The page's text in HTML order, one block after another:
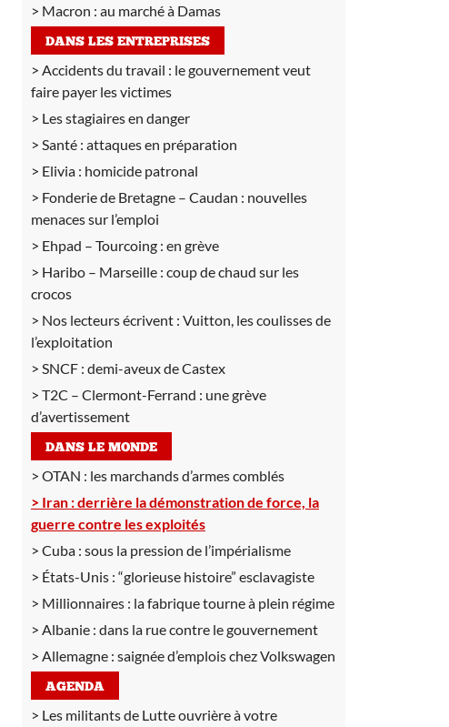
Macron : au marché à Damas
DANS LES ENTREPRISES
Accidents du travail : le gouvernement veut
faire payer les victimes
Les stagiaires en danger
Santé : attaques en préparation
Elivia : homicide patronal
Fonderie de Bretagne – Caudan : nouvelles
menaces sur l’emploi
Ehpad – Tourcoing : en grève
Haribo – Marseille : coup de chaud sur les
crocos
Nos lecteurs écrivent : Vuitton, les coulisses de
l’exploitation
SNCF : demi-aveux de Castex
T2C – Clermont-Ferrand : une grève
d’avertissement
DANS LE MONDE
OTAN : les marchands d’armes comblés
Iran :derrière la démonstration de force, la
guerre contre les exploités
Cuba : sous la pression de l’impérialisme
États-Unis : “glorieuse histoire” esclavagiste
Millionnaires : la fabrique tourne à plein régime
Albanie : dans la rue contre le gouvernement
Allemagne : saignée d’emplois chez Volkswagen
AGENDA
Les militants de Lutte ouvrière à votre